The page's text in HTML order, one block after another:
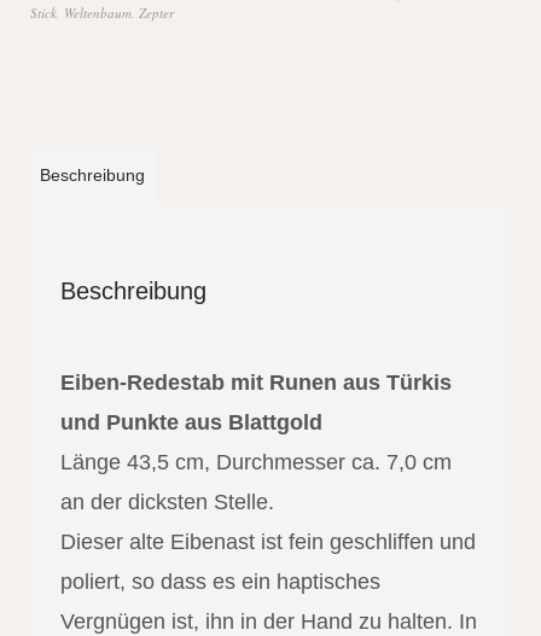
Stick, Weltenbaum, Zepter
Beschreibung
Beschreibung
Eiben-Redestab mit Runen aus Türkis
und Punkte aus Blattgold
Länge 43,5 cm, Durchmesser ca. 7,0 cm
an der dicksten Stelle.
Dieser alte Eibenast ist fein geschliffen und
poliert, so dass es ein haptisches
Vergnügen ist, ihn in der Hand zu halten. In